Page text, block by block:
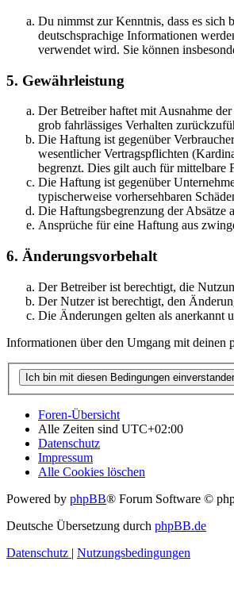
Du nimmst zur Kenntnis, dass es sich
deutschsprachige Informationen
verwendet wird. Sie können
5. Gewährleistung
Der Betreiber haftet mit Ausnahme
grob fahrlässiges Verhalten
Die Haftung ist gegenüber
wesentlicher Vertragspflichten
begrenzt. Dies gilt auch für mittelbare
Die Haftung ist gegenüber
typischerweise vorhersehbaren
Die Haftungsbegrenzung der Absätze
Ansprüche für eine Haftung aus
6. Änderungsvorbehalt
Der Betreiber ist berechtigt, die
Der Nutzer ist berechtigt, den
Die Änderungen gelten als anerkannt
Informationen über den Umgang mit deinen
Foren-Übersicht
Alle Zeiten sind UTC+02:00
Datenschutz
Impressum
Alle Cookies löschen
Powered by phpBB® Forum Software ©
Deutsche Übersetzung durch phpBB.de
Datenschutz | Nutzungsbedingungen